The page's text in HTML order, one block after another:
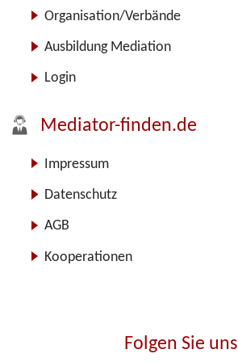
Organisation/Verbände
Ausbildung Mediation
Login
Mediator-finden.de
Impressum
Datenschutz
AGB
Kooperationen
Folgen Sie uns